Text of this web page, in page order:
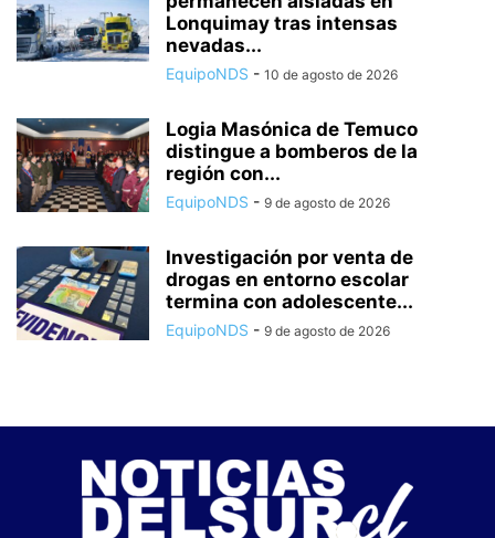
Lonquimay tras intensas
nevadas...
EquipoNDS - 10 de agosto de 2026
Logia Masónica de Temuco
distingue a bomberos de la
región con...
EquipoNDS - 9 de agosto de 2026
Investigación por venta de
drogas en entorno escolar
termina con adolescente...
EquipoNDS - 9 de agosto de 2026